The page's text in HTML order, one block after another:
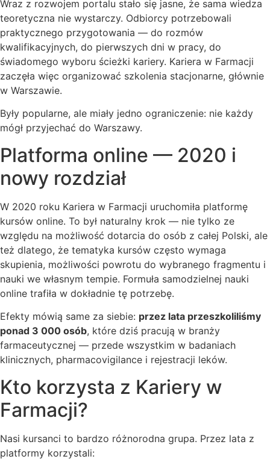
Wraz z rozwojem portalu stało się jasne, że sama wiedza
teoretyczna nie wystarczy. Odbiorcy potrzebowali
praktycznego przygotowania — do rozmów
kwalifikacyjnych, do pierwszych dni w pracy, do
świadomego wyboru ścieżki kariery. Kariera w Farmacji
zaczęła więc organizować szkolenia stacjonarne, głównie
w Warszawie.
Były popularne, ale miały jedno ograniczenie: nie każdy
mógł przyjechać do Warszawy.
Platforma online — 2020 i
nowy rozdział
W 2020 roku Kariera w Farmacji uruchomiła platformę
kursów online. To był naturalny krok — nie tylko ze
względu na możliwość dotarcia do osób z całej Polski, ale
też dlatego, że tematyka kursów często wymaga
skupienia, możliwości powrotu do wybranego fragmentu i
nauki we własnym tempie. Formuła samodzielnej nauki
online trafiła w dokładnie tę potrzebę.
Efekty mówią same za siebie: przez lata przeszkoliliśmy
ponad 3 000 osób, które dziś pracują w branży
farmaceutycznej — przede wszystkim w badaniach
klinicznych, pharmacovigilance i rejestracji leków.
Kto korzysta z Kariery w
Farmacji?
Nasi kursanci to bardzo różnorodna grupa. Przez lata z
platformy korzystali: